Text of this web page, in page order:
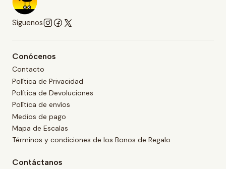
Síguenos
Conócenos
Contacto
Política de Privacidad
Política de Devoluciones
Política de envíos
Medios de pago
Mapa de Escalas
Términos y condiciones de los Bonos de Regalo
Contáctanos